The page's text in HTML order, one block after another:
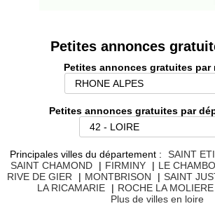
Petites annonces
Petites annonces gratuites par
Petites annonces gratuites par
Principales villes du département : SAINT
SAINT CHAMOND
| FIRMINY | LE
RIVE DE GIER
| MONTBRISON | SAINT
LA RICAMARIE
| ROCHE LA MOLIERE
Plus de villes en loire